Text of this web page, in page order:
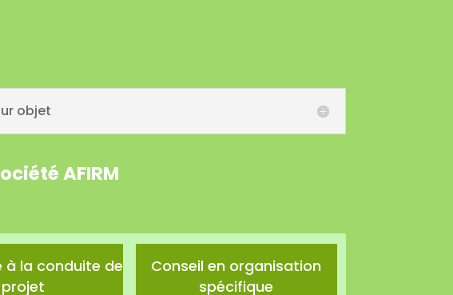
objet
AFIRM
à la conduite de
projet
Conseil en organisation
spécifique